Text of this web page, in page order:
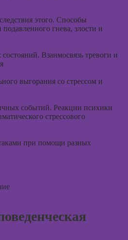
этого. Способы
гнева, злости и
Взаимосвязь тревоги и
выгорания со стрессом и
событий. Реакции психики
стрессового
при помощи разных